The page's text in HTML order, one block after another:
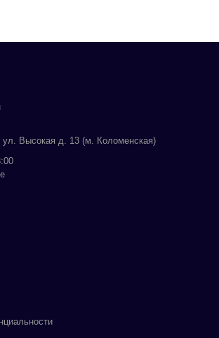
ул. Высокая д. 13 (м. Коломенская)